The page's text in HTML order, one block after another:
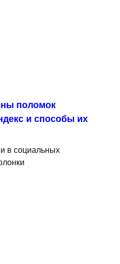
поломок
и способы их
в социальных